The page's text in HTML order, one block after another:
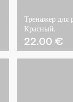
Тренажер
Красный.
22.00 €